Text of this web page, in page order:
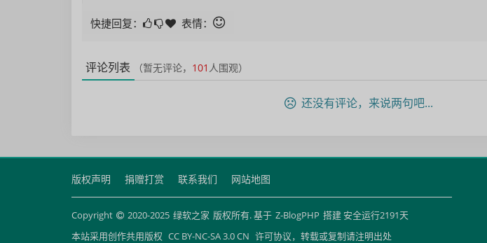
快捷回复： 表情：
评论列表 （暂无评论， 101 人围观）
还没有评论，来说两句吧...
版权声明 捐赠打赏 联系我们 网站地图
Copyright 2020-2025 绿软之家 版权所有. 基于 Z-BlogPHP 搭建 安全运行2191天
本站采用创作共用版权 CC BY-NC-SA 3.0 CN 许可协议，转载或复制请注明出处